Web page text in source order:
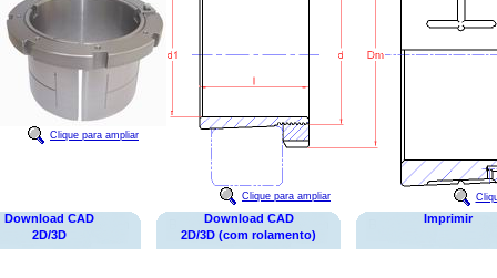
Clique para ampliar
Clique para ampliar
Download CAD
2D/3D
Download CAD
2D/3D (com rolamento)
Imprimir